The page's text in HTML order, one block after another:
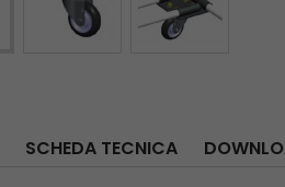
SCHEDA TECNICA